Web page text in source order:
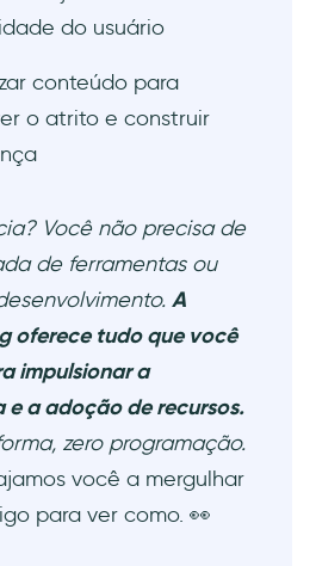
do usuário
conteúdo para
o atrito e construir
Você não precisa de
de ferramentas ou
A
oferece tudo que você
impulsionar a
e a adoção de recursos.
zero programação.
você a mergulhar
para ver como. 👀